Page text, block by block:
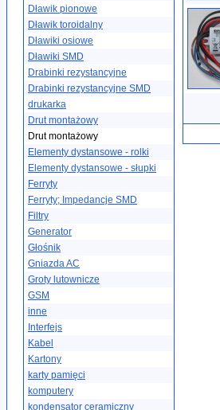
Dławik pionowe
Dławik toroidalny
Dławiki osiowe
Dławiki SMD
Drabinki rezystancyjne
Drabinki rezystancyjne SMD
drukarka
Drut montażowy
Drut montażowy
Elementy dystansowe - rolki
Elementy dystansowe - słupki
Ferryty
Ferryty; Impedancje SMD
Filtry
Generator
Głośnik
Gniazda AC
Groty lutownicze
GSM
inne
Interfejs
Kabel
Kartony
karty pamięci
komputery
kondensator ceramiczny